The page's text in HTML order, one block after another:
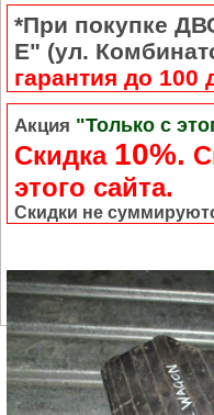
*При покупке
Е" (ул.
гарантия до 100
Акция "Только с
Скидка 10%.
этого сайта.
Скидки не